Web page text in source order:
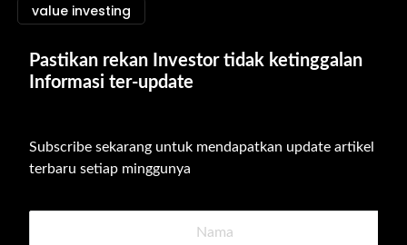
value investing
Pastikan rekan Investor tidak ketinggalan
Informasi ter-update
Subscribe sekarang untuk mendapatkan update artikel
terbaru setiap minggunya